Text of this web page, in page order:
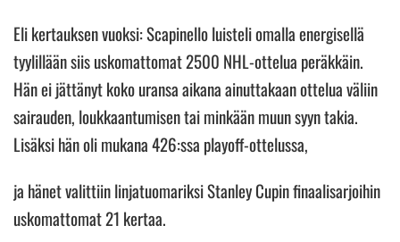
Eli kertauksen vuoksi: Scapinello luisteli omalla energisellä
tyylillään siis uskomattomat 2500 NHL-ottelua peräkkäin.
Hän ei jättänyt koko uransa aikana ainuttakaan ottelua väliin
sairauden, loukkaantumisen tai minkään muun syyn takia.
Lisäksi hän oli mukana 426:ssa playoff-ottelussa,
ja hänet valittiin linjatuomariksi Stanley Cupin finaalisarjoihin
uskomattomat 21 kertaa.